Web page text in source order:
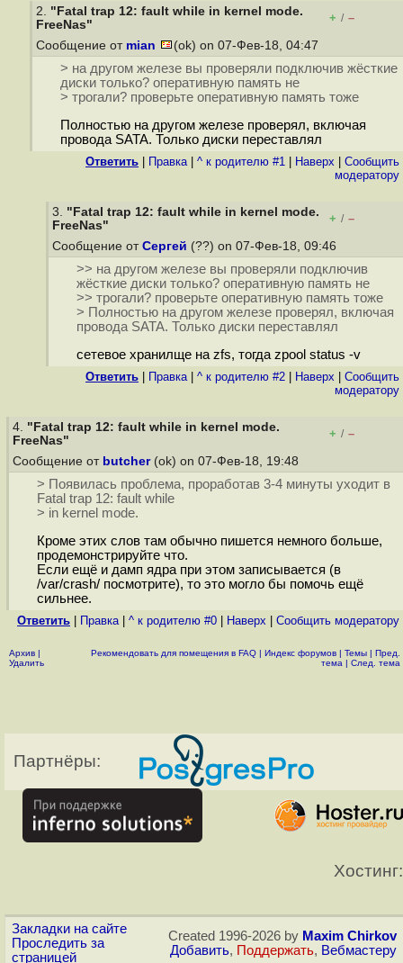
2. "Fatal trap 12: fault while in kernel mode.
FreeNas"
+ / –
Сообщение от mian (ok) on 07-Фев-18, 04:47
> на другом железе вы проверяли подключив жёсткие
диски только? оперативную память не
> трогали? проверьте оперативную память тоже
Полностью на другом железе проверял, включая
провода SATA. Только диски переставлял
Ответить Правка| ^ к родителю #1 Наверх
Cообщить
модератору
3. "Fatal trap 12: fault while in kernel mode.
FreeNas"
+ / –
Сообщение от Сергей (??) on 07-Фев-18, 09:46
>> на другом железе вы проверяли подключив
жёсткие диски только? оперативную память не
>> трогали? проверьте оперативную память тоже
> Полностью на другом железе проверял, включая
провода SATA. Только диски переставлял
сетевое хранилще на zfs, тогда zpool status -v
Ответить Правка| ^ к родителю #2 Наверх
Cообщить
модератору
4. "Fatal trap 12: fault while in kernel mode.
FreeNas"
+ / –
Сообщение от butcher(ok) on 07-Фев-18, 19:48
> Появилась проблема, проработав 3-4 минуты уходит в
Fatal trap 12: fault while
> in kernel mode.
Кроме этих слов там обычно пишется немного больше,
продемонстрируйте что.
Если ещё и дамп ядра при этом записывается (в
/var/crash/ посмотрите), то это могло бы помочь ещё
сильнее.
Ответить Правка| ^ к родителю #0 Наверх Cообщить модератору
Архив |
Удалить
Рекомендовать для помещения в FAQ | Индекс форумов | Темы | Пред.
тема | След. тема
Партнёры:
Хостинг:
Закладки на сайте
Проследить за
страницей
Created 1996-2026 by Maxim Chirkov
Добавить, Поддержать, Вебмастеру